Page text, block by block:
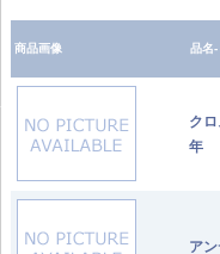
商品画像 品名-
ク
年
ア